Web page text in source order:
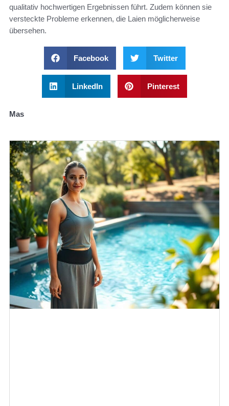
qualitativ hochwertigen Ergebnissen führt. Zudem können sie
versteckte Probleme erkennen, die Laien möglicherweise
übersehen.
Facebook Twitter
LinkedIn Pinterest
Mas